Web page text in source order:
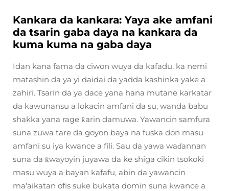
Kankara da kankara: Yaya ake amfani
da tsarin gaba daya na kankara da
kuma kuma na gaba daya
Idan kana fama da ciwon wuya da kafadu, ka nemi
matashin da ya yi daidai da yadda kashinka yake a
zahiri. Tsarin da ya dace yana hana mutane karkatar
da kawunansu a lokacin amfani da su, wanda babu
shakka yana rage ƙarin damuwa. Yawancin samfura
suna zuwa tare da goyon baya na fuska don masu
amfani su iya kwance a fili. Sau da yawa waɗannan
suna da ƙwayoyin juyawa da ke shiga cikin tsokoki
masu wuya a bayan kafafu, abin da yawancin
ma'aikatan ofis suke bukata domin suna kwance a